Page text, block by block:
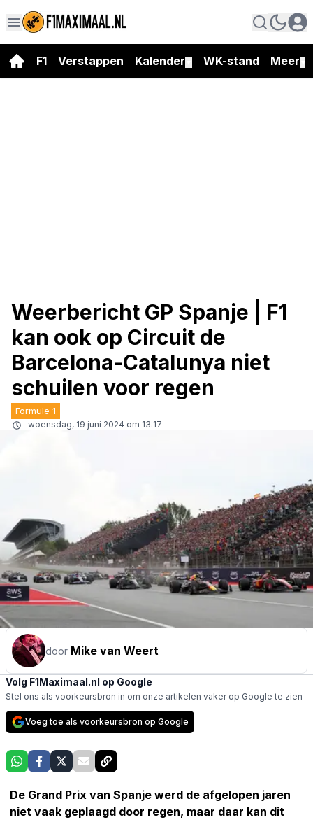
F1 Verstappen Kalender WK-stand Meer
Weerbericht GP Spanje | F1
kan ook op Circuit de
Barcelona-Catalunya niet
schuilen voor regen
Formule 1
woensdag, 19 juni 2024 om 13:17
door Mike van Weert
Volg F1Maximaal.nl op Google
Stel ons als voorkeursbron in om onze artikelen vaker op Google te zien
Voeg toe als voorkeursbron op Google
De Grand Prix van Spanje werd de afgelopen jaren
niet vaak geplaagd door regen, maar daar kan dit